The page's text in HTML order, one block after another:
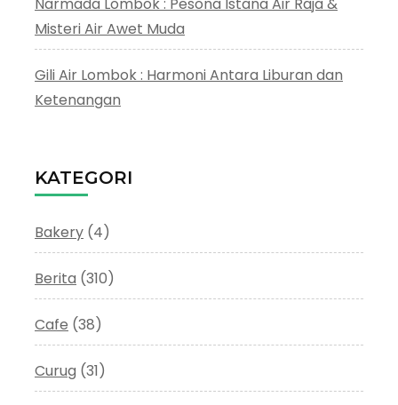
Misteri Air Awet Muda
Gili Air Lombok : Harmoni Antara Liburan dan
Ketenangan
KATEGORI
Bakery (4)
Berita (310)
Cafe (38)
Curug (31)